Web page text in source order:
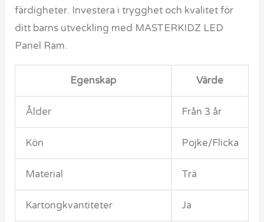
färdigheter. Investera i trygghet och kvalitet för
ditt barns utveckling med MASTERKIDZ LED
Panel Ram.
Egenskap Värde
Ålder Från 3 år
Kön Pojke/Flicka
Material Trä
Kartongkvantiteter Ja